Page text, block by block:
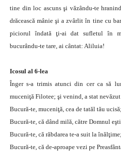
tine din loc ascuns şi văzându-te
drăcească mânie şi a zvârlit în tine cu
piciorul îndată ţi-ai dat sufletul în
bucurându-te tare, ai cântat: Aliluia!
Icosul al 6-lea
Înger s-a trimis atunci din cer ca să
muceniţă Filotee; şi venind, a stat
Bucură-te, muceniţă, cea de tatăl tău ucisă;
Bucură-te, că dând milă, către Domnul
Bucură-te, că răbdarea te-a suit la înălţime;
Bucură-te, că de-aproape vezi pe